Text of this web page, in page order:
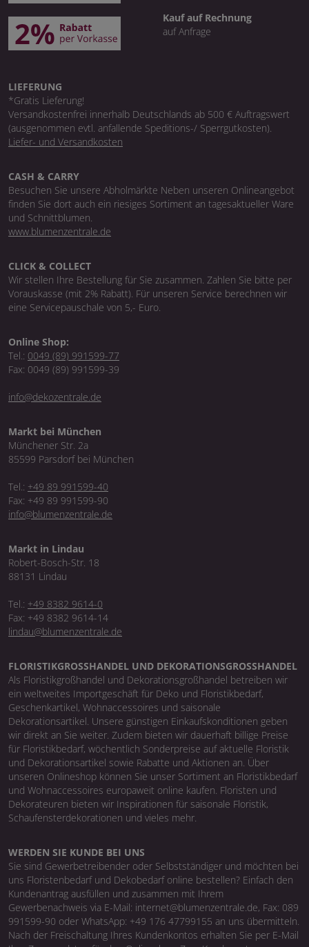
Kauf auf Rechnung
auf Anfrage
LIEFERUNG
*Gratis Lieferung!
Versandkostenfrei innerhalb Deutschlands ab 500 € Auftragswert
(ausgenommen evtl. anfallende Speditions-/ Sperrgutkosten).
Liefer- und Versandkosten
CASH & CARRY
Besuchen Sie unsere Abholmärkte Neben unseren Onlineangebot
finden Sie dort auch ein riesiges Sortiment an tagesaktueller Ware
und Schnittblumen.
www.blumenzentrale.de
CLICK & COLLECT
Wir stellen Ihre Bestellung für Sie zusammen. Zahlen Sie bitte per
Vorauskasse (mit 2% Rabatt). Für unseren Service berechnen wir
eine Servicepauschale von 5,- Euro.
Online Shop:
Tel.: 0049 (89) 991599-77
Fax: 0049 (89) 991599-39
info@dekozentrale.de
Markt bei München
Münchener Str. 2a
85599 Parsdorf bei München
Tel.: +49 89 991599-40
Fax: +49 89 991599-90
info@blumenzentrale.de
Markt in Lindau
Robert-Bosch-Str. 18
88131 Lindau
Tel.: +49 8382 9614-0
Fax: +49 8382 9614-14
lindau@blumenzentrale.de
FLORISTIKGROSSHANDEL UND DEKORATIONSGROSSHANDEL
Als Floristikgroßhandel und Dekorationsgroßhandel betreiben wir
ein weltweites Importgeschäft für Deko und Floristikbedarf,
Geschenkartikel, Wohnaccessoires und saisonale
Dekorationsartikel. Unsere günstigen Einkaufskonditionen geben
wir direkt an Sie weiter. Zudem bieten wir dauerhaft billige Preise
für Floristikbedarf, wöchentlich Sonderpreise auf aktuelle Floristik
und Dekorationsartikel sowie Rabatte und Aktionen an. Über
unseren Onlineshop können Sie unser Sortiment an Floristikbedarf
und Wohnaccessoires europaweit online kaufen. Floristen und
Dekorateuren bieten wir Inspirationen für saisonale Floristik,
Schaufensterdekorationen und vieles mehr.
WERDEN SIE KUNDE BEI UNS
Sie sind Gewerbetreibender oder Selbstständiger und möchten bei
uns Floristenbedarf und Dekobedarf online bestellen? Einfach den
Kundenantrag ausfüllen und zusammen mit Ihrem
Gewerbenachweis via E-Mail: internet@blumenzentrale.de, Fax: 089
991599-90 oder WhatsApp: +49 176 47799155 an uns übermitteln.
Nach der Freischaltung Ihres Kundenkontos erhalten Sie per E-Mail